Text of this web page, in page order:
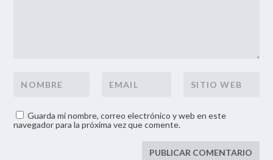
Guarda mi nombre, correo electrónico y web en este
navegador para la próxima vez que comente.